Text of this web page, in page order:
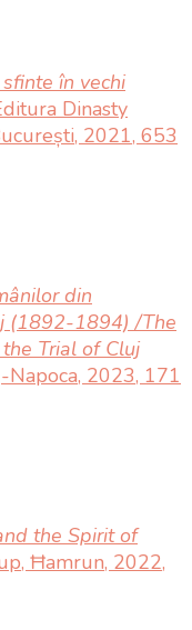
în vechi
Dinasty
2021, 653
din
(1892-1894) /The
Trial of Cluj
2023, 171
the Spirit of
Ħamrun, 2022,